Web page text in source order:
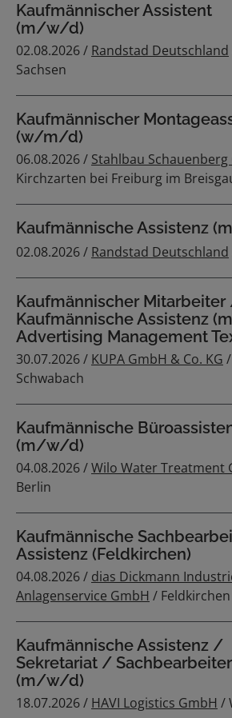
Kaufmännischer Assistent
(m/w/d)
02.08.2026 / Randstad Deutschland
Sachsen
Kaufmännischer
(w/m/d)
06.08.2026 / Stahlbau Schauenberg
Kirchzarten bei Freiburg im
Kaufmännische Assistenz
02.08.2026 / Randstad Deutschland
Kaufmännischer
Kaufmännische Assistenz
Advertising Management
30.07.2026 / KUPA GmbH & Co. KG
Schwabach
Kaufmännische
(m/w/d)
04.08.2026 /Wilo Water Treatment
Berlin
Kaufmännische
Assistenz (Feldkirchen)
04.08.2026 / dias Dickmann
Anlagenservice GmbH / Feldkirchen
Kaufmännische Assistenz /
Sekretariat / Sachbearbeiter
(m/w/d)
18.07.2026 / HAVI Logistics GmbH /